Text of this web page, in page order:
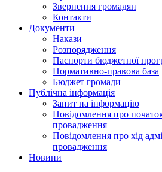
Звернення громадян
Контакти
Документи
Накази
Розпорядження
Паспорти бюджетної
Нормативно-правова база
Бюджет громади
Публічна інформація
Запит на інформацію
Повідомлення про
провадження
Повідомлення про хід
провадження
Новини